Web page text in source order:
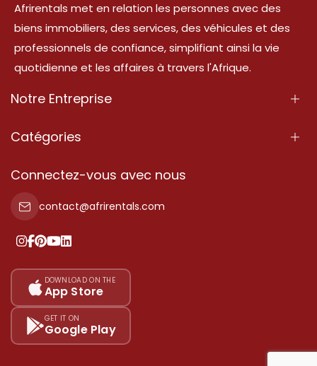
Afrirentals met en relation les personnes avec des
biens immobiliers, des services, des véhicules et des
professionnels de confiance, simplifiant ainsi la vie
quotidienne et les affaires à travers l'Afrique.
Notre Entreprise
À Propos
Conditions d'Utilisation
Politique de Confidentialité
Nos tarifs
Plan du site
Catégories
Propriété
Propriété à vendre
Propriété à louer
Ajoutez votre témoignage
Connectez-vous avec nous
contact@afrirentals.com
DOWNLOAD ON THE
App Store
GET IT ON
Google Play